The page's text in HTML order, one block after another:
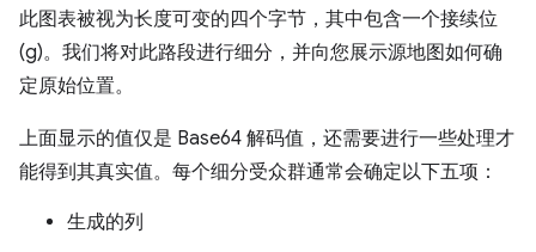
此图表被视为长度可变的四个字节，其中包含一个接续位
(g)。我们将对此路段进行细分，并向您展示源地图如何确
定原始位置。
上面显示的值仅是 Base64 解码值，还需要进行一些处理才
能得到其真实值。每个细分受众群通常会确定以下五项：
生成的列